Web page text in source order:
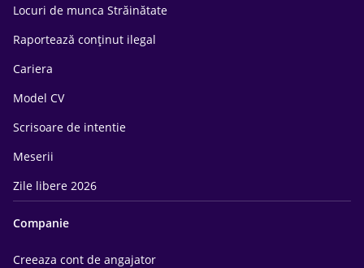
Locuri de munca Străinătate
Raportează conținut ilegal
Cariera
Model CV
Scrisoare de intentie
Meserii
Zile libere 2026
Companie
Creeaza cont de angajator